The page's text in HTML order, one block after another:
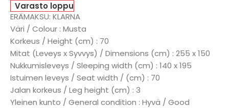
Varasto loppu
ERÄMAKSU: KLARNA
Väri / Colour : Musta
Korkeus / Height (cm) : 70
Mitat (Leveys x Syvvys) / Dimensions (cm) : 255 x 150
Nukkumisleveys / Sleeping width (cm) : 140 x 195
Istuimen leveys / Seat width / (cm) : 70
Jalan korkeus / Leg height (cm) : 3
Yleinen kunto / General condition : Hyvä / Good